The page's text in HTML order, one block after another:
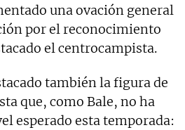
una ovación general
por el reconocimiento
el centrocampista.
también la figura de
que, como Bale, no ha
esperado esta temporada: